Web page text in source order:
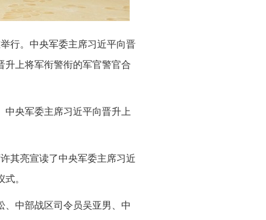
行。中央军委主席习近平向晋
升上将军衔警衔的军官警官合
中央军委主席习近平向晋升上
其亮宣读了中央军委主席习近
。
、中部战区司令员吴亚男、中